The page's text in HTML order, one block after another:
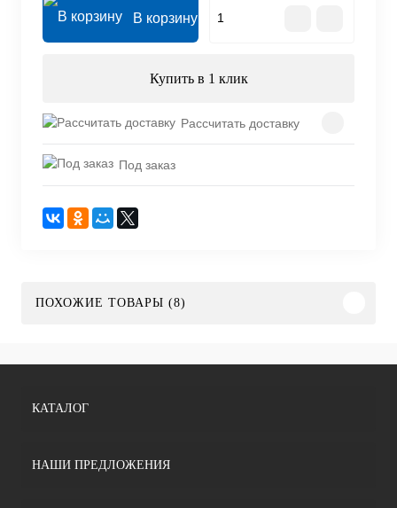
В корзину
Купить в 1 клик
Рассчитать доставку
Под заказ
ПОХОЖИЕ ТОВАРЫ (8)
КАТАЛОГ
НАШИ ПРЕДЛОЖЕНИЯ